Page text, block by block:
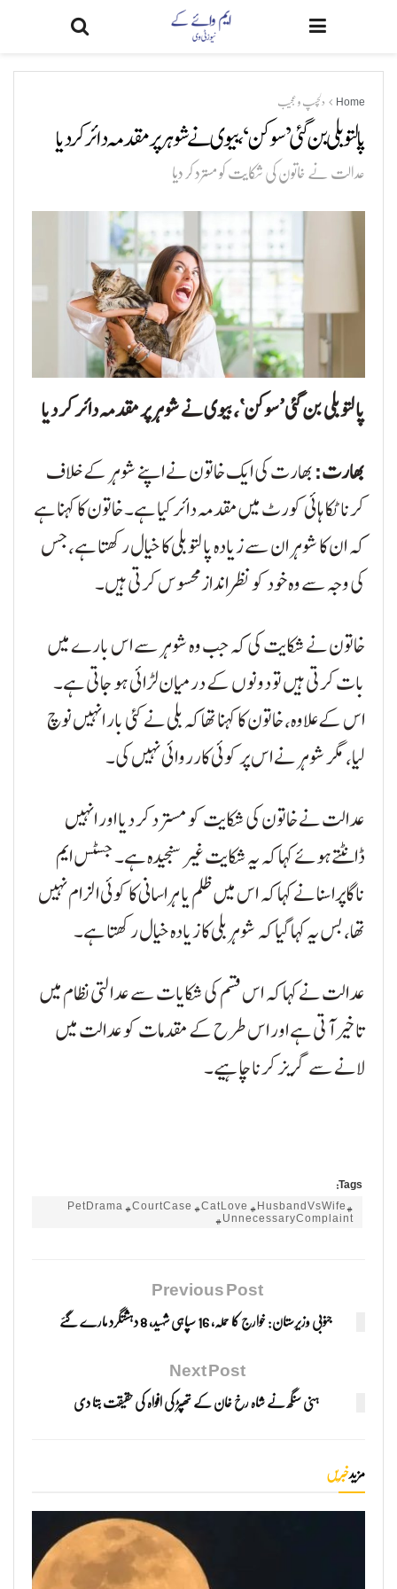
Home دلچسپ و عجیب
پالتو بلی بن گئی ’سوکن‘، بیوی نے شوہر پر مقدمہ دائر کر دیا
عدالت نے خاتون کی شکایت کو مسترد کر دیا
پالتو بلی بن گئی ’سوکن‘، بیوی نے شوہر پر مقدمہ دائر کر دیا
بھارت:بھارت کی ایک خاتون نے اپنے شوہر کے خلاف
کرناٹکا ہائی کورٹ میں مقدمہ دائر کیا ہے۔ خاتون کا کہنا ہے
کہ ان کا شوہر ان سے زیادہ پالتو بلی کا خیال رکھتا ہے، جس
کی وجہ سے وہ خود کو نظرانداز محسوس کرتی ہیں۔
خاتون نے شکایت کی کہ جب وہ شوہر سے اس بارے میں
بات کرتی ہیں تو دونوں کے درمیان لڑائی ہو جاتی ہے۔
اس کے علاوہ، خاتون کا کہنا تھا کہ بلی نے کئی بار انہیں نوچ
لیا، مگر شوہر نے اس پر کوئی کارروائی نہیں کی۔
عدالت نے خاتون کی شکایت کو مسترد کر دیا اور انہیں
ڈانٹتے ہوئے کہا کہ یہ شکایت غیر سنجیدہ ہے۔ جسٹس ایم
ناگاپراسنا نے کہا کہ اس میں ظلم یا ہراسانی کا کوئی الزام نہیں
تھا، بس یہ کہا گیا کہ شوہر بلی کا زیادہ خیال رکھتا ہے۔
عدالت نے کہا کہ اس قسم کی شکایات سے عدالتی نظام میں
تاخیر آتی ہے اور اس طرح کے مقدمات کو عدالت میں
لانے سے گریز کرنا چاہیے۔
Tags:
#PetDrama #CourtCase #CatLove #HusbandVsWife
#UnnecessaryComplaint
Previous Post
جنوبی وزیرستان: خوارج کا حملہ، 16 سپاہی شہید، 8 دہشتگرد مارے گئے
Next Post
ہنی سنگھ نے شاہ رخ خان کے تھپڑ کی افواہ کی حقیقت بتا دی
مزیدخبریں